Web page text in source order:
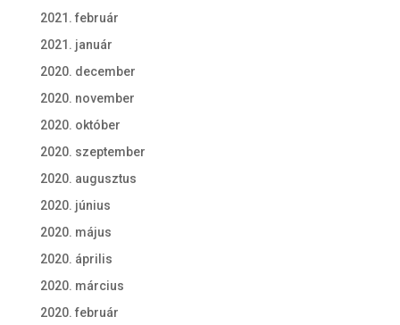
2021. február
2021. január
2020. december
2020. november
2020. október
2020. szeptember
2020. augusztus
2020. június
2020. május
2020. április
2020. március
2020. február